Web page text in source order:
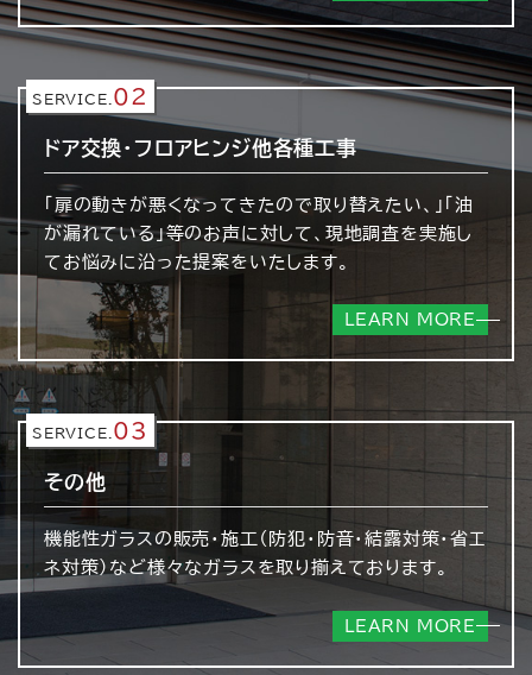
SERVICE. 02
ドア交換・フロアヒンジ他各種工事
「扉の動きが悪くなってきたので取り替えたい、」「油
が漏れている」等のお声に対して、現地調査を実施し
てお悩みに沿った提案をいたします。
LEARN MORE
SERVICE. 03
その他
機能性ガラスの販売・施工（防犯・防音・結露対策・省エ
ネ対策）など様々なガラスを取り揃えております。
LEARN MORE